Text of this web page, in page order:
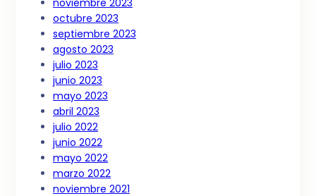
noviembre 2023
octubre 2023
septiembre 2023
agosto 2023
julio 2023
junio 2023
mayo 2023
abril 2023
julio 2022
junio 2022
mayo 2022
marzo 2022
noviembre 2021